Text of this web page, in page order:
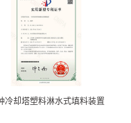
冷却塔塑料淋水式填料装置